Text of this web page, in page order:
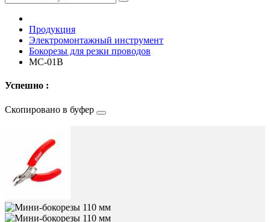
Продукция
Электромонтажный инструмент
Бокорезы для резки проводов
МС-01B
Успешно :
Скопировано в буфер